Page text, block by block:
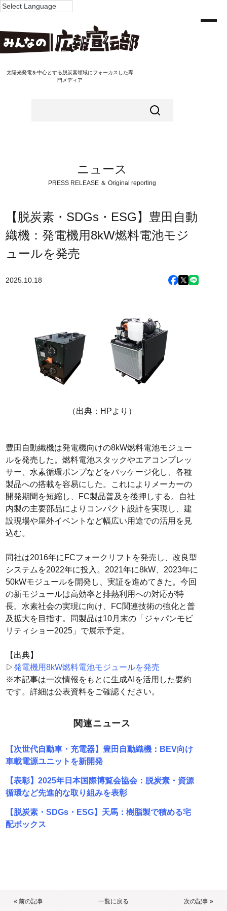
太陽光発電を中心とする脱炭素領域にフォーカスした専
門メディア
ニュース
PRESS RELEASE ＆ Original reporting
【脱炭素・SDGs・ESG】豊田自動
織機：発電機用8kW燃料電池モジ
ュールを発売
2025.10.18
（出典：HPより）
豊田自動織機は発電機向けの8kW燃料電池モジュー
ルを発売した。燃料電池スタックやエアコンプレッ
サー、水素循環ポンプなどをパッケージ化し、各種
製品への搭載を容易にした。これによりメーカーの
開発期間を短縮し、FC製品普及を後押しする。自社
内製の主要部品によりコンパクト設計を実現し、建
設現場や屋外イベントなど幅広い用途での活用を見
込む。
同社は2016年にFCフォークリフトを発売し、改良型
システムを2022年に投入。2021年に8kW、2023年に
50kWモジュールを開発し、実証を進めてきた。今回
の新モジュールは高効率と排熱利用への対応が特
長。水素社会の実現に向け、FC関連技術の強化と普
及拡大を目指す。同製品は10月末の「ジャパンモビ
リティショー2025」で展示予定。
【出典】
▷発電機用8kW燃料電池モジュールを発売
※本記事は一次情報をもとに生成AIを活用した要約
です。詳細は公表資料をご確認ください。
関連ニュース
【次世代自動車・充電器】豊田自動織機：BEV向け
車載電源ユニットを新開発
【表彰】2025年日本国際博覧会協会：脱炭素・資源
循環など先進的な取り組みを表彰
【脱炭素・SDGs・ESG】天馬：樹脂製で積める宅
配ボックス
« 前の記事 一覧に戻る 次の記事 »